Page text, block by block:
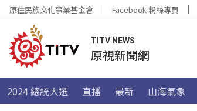
原住民族文化事業基金會 Facebook 粉絲專頁
TITV NEWS
原視新聞網
2024 總統大選 直播 最新 山海氣象